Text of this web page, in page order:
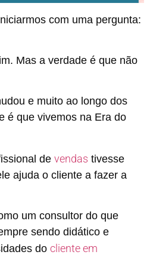
com uma pergunta:
Mas a verdade é que não
e muito ao longo dos
é que vivemos na Era do
de vendas tivesse
ajuda o cliente a fazer a
um consultor do que
sendo didático e
do cliente em